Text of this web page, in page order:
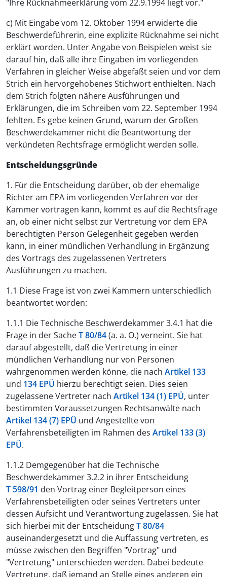
"Ihre Rücknahmeerklärung vom 22.9.1994 liegt vor."
c) Mit Eingabe vom 12. Oktober 1994 erwiderte die
Beschwerdeführerin, eine explizite Rücknahme sei nicht
erklärt worden. Unter Angabe von Beispielen weist sie
darauf hin, daß alle ihre Eingaben im vorliegenden
Verfahren in gleicher Weise abgefaßt seien und vor dem
Strich ein hervorgehobenes Stichwort enthielten. Nach
dem Strich folgten nähere Ausführungen und
Erklärungen, die im Schreiben vom 22. September 1994
fehlten. Es gebe keinen Grund, warum der Großen
Beschwerdekammer nicht die Beantwortung der
verkündeten Rechtsfrage ermöglicht werden solle.
Entscheidungsgründe
1. Für die Entscheidung darüber, ob der ehemalige
Richter am EPA im vorliegenden Verfahren vor der
Kammer vortragen kann, kommt es auf die Rechtsfrage
an, ob einer nicht selbst zur Vertretung vor dem EPA
berechtigten Person Gelegenheit gegeben werden
kann, in einer mündlichen Verhandlung in Ergänzung
des Vortrags des zugelassenen Vertreters
Ausführungen zu machen.
1.1 Diese Frage ist von zwei Kammern unterschiedlich
beantwortet worden:
1.1.1 Die Technische Beschwerdekammer 3.4.1 hat die
Frage in der SacheT 80/84(a. a. O.) verneint. Sie hat
darauf abgestellt, daß die Vertretung in einer
mündlichen Verhandlung nur von Personen
wahrgenommen werden könne, die nach Artikel 133
und 134 EPÜ hierzu berechtigt seien. Dies seien
zugelassene Vertreter nach Artikel 134 (1) EPÜ, unter
bestimmten Voraussetzungen Rechtsanwälte nach
Artikel 134 (7) EPÜ und Angestellte von
Verfahrensbeteiligten im Rahmen des Artikel 133 (3)
EPÜ.
1.1.2 Demgegenüber hat die Technische
Beschwerdekammer 3.2.2 in ihrer Entscheidung
T 598/91 den Vortrag einer Begleitperson eines
Verfahrensbeteiligten oder seines Vertreters unter
dessen Aufsicht und Verantwortung zugelassen. Sie hat
sich hierbei mit der EntscheidungT 80/84
auseinandergesetzt und die Auffassung vertreten, es
müsse zwischen den Begriffen "Vortrag" und
"Vertretung" unterschieden werden. Dabei bedeute
Vertretung, daß jemand an Stelle eines anderen ein